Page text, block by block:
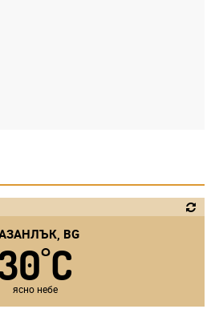
BG
°C
ясно небе